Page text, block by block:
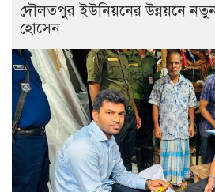
দৌলতপুর ইউনিয়নের উন্নয়নে নতুন
হোসেন